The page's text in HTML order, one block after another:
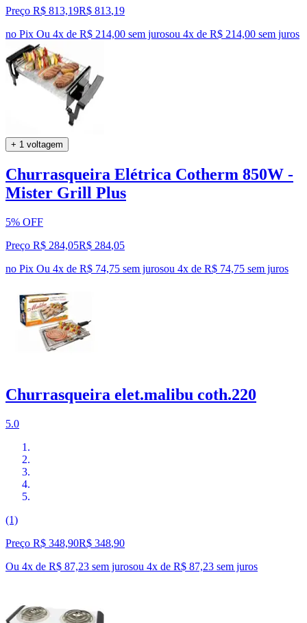
Preço R$ 813,19R$ 813,19
no Pix Ou 4x de R$ 214,00 sem jurosou 4x de R$ 214,00 sem juros
+ 1 voltagem
Churrasqueira Elétrica Cotherm 850W -
Mister Grill Plus
5% OFF
Preço R$ 284,05R$ 284,05
no Pix Ou 4x de R$ 74,75 sem jurosou 4x de R$ 74,75 sem juros
Churrasqueira elet.malibu coth.220
5.0
(1)
Preço R$ 348,90R$ 348,90
Ou 4x de R$ 87,23 sem jurosou 4x de R$ 87,23 sem juros